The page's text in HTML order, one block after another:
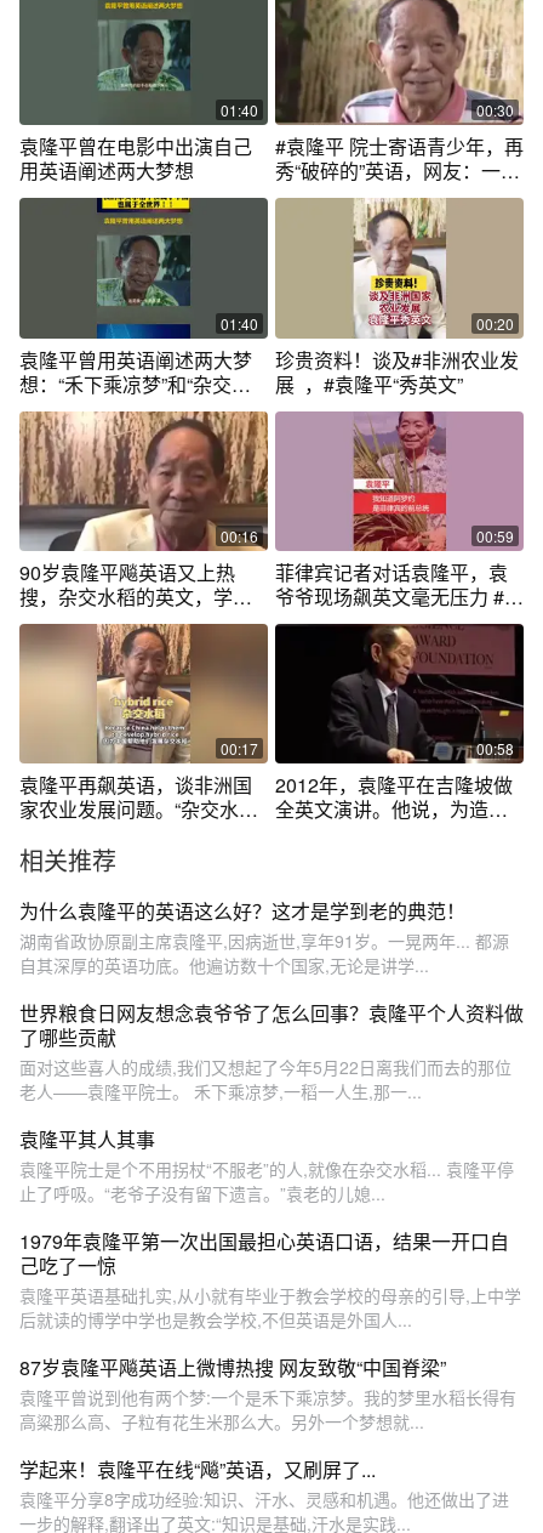
01:40
袁隆平曾在电影中出演自己
用英语阐述两大梦想
00:30
#袁隆平 院士寄语青少年，再
秀“破碎的”英语，网友：一点
都不“破碎”，说得很good！
01:40
袁隆平曾用英语阐述两大梦
想：“禾下乘凉梦”和“杂交水
稻覆盖全球梦”！
00:20
珍贵资料！谈及#非洲农业发
展 ，#袁隆平“秀英文”
00:16
90岁袁隆平飚英语又上热
搜，杂交水稻的英文，学会
了吗？
00:59
菲律宾记者对话袁隆平，袁
爷爷现场飙英文毫无压力 #袁
隆平 @抖音短视频
00:17
袁隆平再飙英语，谈非洲国
家农业发展问题。“杂交水稻”
袁隆平
00:58
2012年，袁隆平在吉隆坡做
全英文演讲。他说，为造福
相关推荐
为什么袁隆平的英语这么好？这才是学到老的典范！
湖南省政协原副主席袁隆平,因病逝世,享年91岁。一晃两年... 都源
自其深厚的英语功底。他遍访数十个国家,无论是讲学...
世界粮食日网友想念袁爷爷了怎么回事？袁隆平个人资料做
了哪些贡献
面对这些喜人的成绩,我们又想起了今年5月22日离我们而去的那位
老人——袁隆平院士。 禾下乘凉梦,一稻一人生,那一...
袁隆平其人其事
袁隆平院士是个不用拐杖“不服老”的人,就像在杂交水稻... 袁隆平停
止了呼吸。“老爷子没有留下遗言。”袁老的儿媳...
1979年袁隆平第一次出国最担心英语口语，结果一开口自
己吃了一惊
袁隆平英语基础扎实,从小就有毕业于教会学校的母亲的引导,上中学
后就读的博学中学也是教会学校,不但英语是外国人...
87岁袁隆平飚英语上微博热搜 网友致敬“中国脊梁”
袁隆平曾说到他有两个梦:一个是禾下乘凉梦。我的梦里水稻长得有
高粱那么高、子粒有花生米那么大。另外一个梦想就...
学起来！袁隆平在线“飚”英语，又刷屏了...
袁隆平分享8字成功经验:知识、汗水、灵感和机遇。他还做出了进
一步的解释,翻译出了英文:“知识是基础,汗水是实践...